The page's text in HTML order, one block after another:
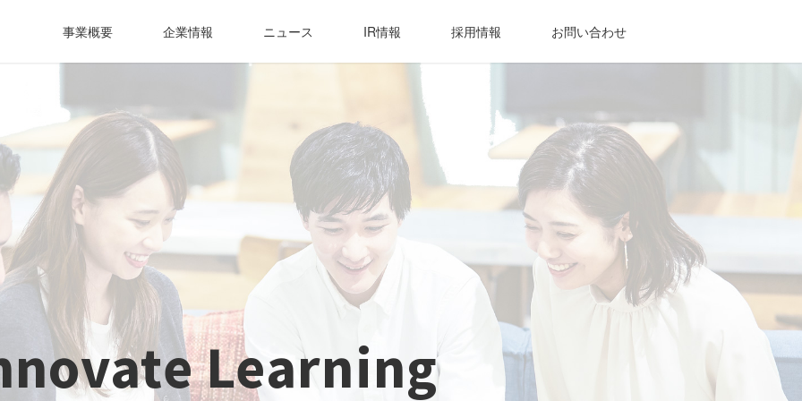
事業概要 企業情報 ニュース IR情報 採用情報 お問い合わせ
Learning